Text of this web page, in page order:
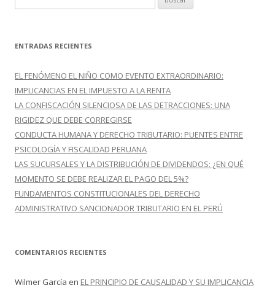
u
c
r
:
ENTRADAS RECIENTES
EL FENÓMENO EL NIÑO COMO EVENTO EXTRAORDINARIO:
IMPLICANCIAS EN EL IMPUESTO A LA RENTA
LA CONFISCACIÓN SILENCIOSA DE LAS DETRACCIONES: UNA
RIGIDEZ QUE DEBE CORREGIRSE
CONDUCTA HUMANA Y DERECHO TRIBUTARIO: PUENTES ENTRE
PSICOLOGÍA Y FISCALIDAD PERUANA
LAS SUCURSALES Y LA DISTRIBUCIÓN DE DIVIDENDOS: ¿EN QUÉ
MOMENTO SE DEBE REALIZAR EL PAGO DEL 5%?
FUNDAMENTOS CONSTITUCIONALES DEL DERECHO
ADMINISTRATIVO SANCIONADOR TRIBUTARIO EN EL PERÚ
COMENTARIOS RECIENTES
Wilmer García en EL PRINCIPIO DE CAUSALIDAD Y SU IMPLICANCIA